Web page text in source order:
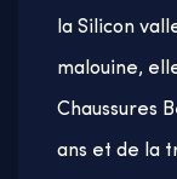
la Silicon
malouine,
Chaussures
ans et de la